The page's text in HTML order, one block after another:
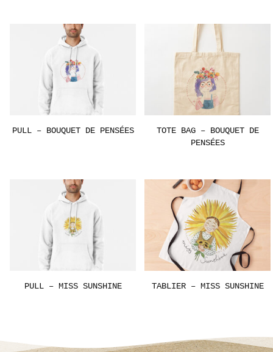
PULL – BOUQUET DE PENSÉES
TOTE BAG – BOUQUET DE
PENSÉES
PULL – MISS SUNSHINE TABLIER – MISS SUNSHINE